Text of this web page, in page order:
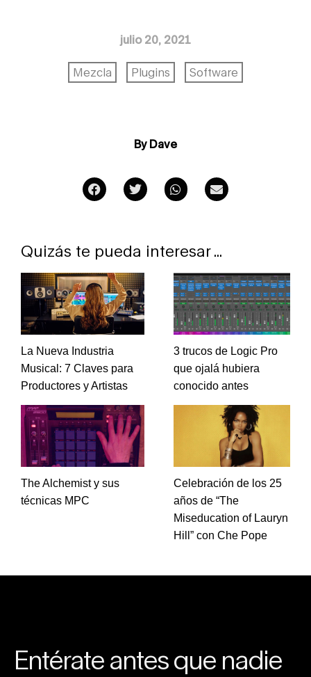
julio 20, 2021
Mezcla Plugins Software
By Dave
Quizás te pueda interesar ...
La Nueva Industria
Musical: 7 Claves para
Productores y Artistas
3 trucos de Logic Pro
que ojalá hubiera
conocido antes
The Alchemist y sus
técnicas MPC
Celebración de los 25
años de “The
Miseducation of Lauryn
Hill” con Che Pope
Entérate antes que nadie